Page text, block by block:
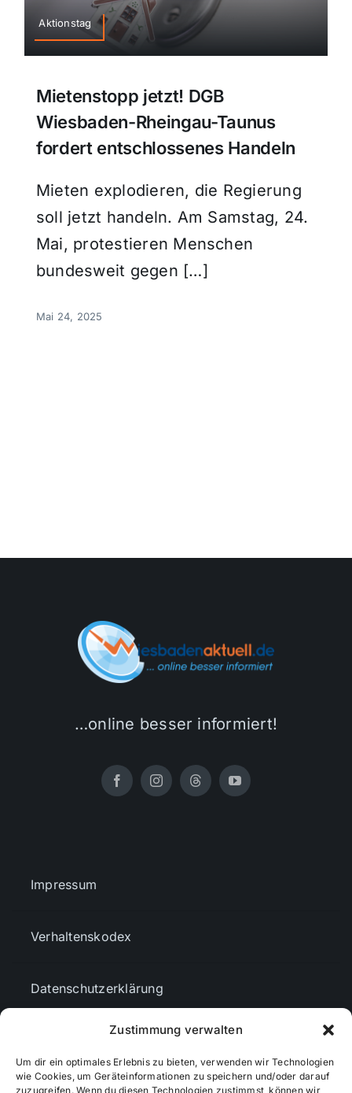
Zustimmung verwalten
Um dir ein optimales Erlebnis zu bieten, verwenden wir Technologien
wie Cookies, um Geräteinformationen zu speichern und/oder darauf
zuzugreifen. Wenn du diesen Technologien zustimmst, können wir
Aktionstag
Mietenstopp jetzt! DGB
Wiesbaden-Rheingau-Taunus
fordert entschlossenes Handeln
Mieten explodieren, die Regierung
soll jetzt handeln. Am Samstag, 24.
Mai, protestieren Menschen
bundesweit gegen […]
Mai 24, 2025
…online besser informiert!
Impressum
Verhaltenskodex
Datenschutzerklärung